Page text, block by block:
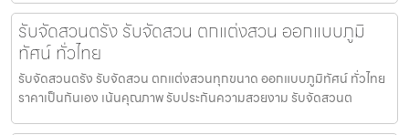
รับจัดสวนตรัง รับจัดสวน ตกแต่งสวน ออกแบบภูมิ
ทัศน์ ทั่วไทย
รับจัดสวนตรัง รับจัดสวน ตกแต่งสวนทุกขนาด ออกแบบภูมิทัศน์ ทั่วไทย
ราคาเป็นกันเอง เน้นคุณภาพ รับประกันความสวยงาม รับจัดสวนต